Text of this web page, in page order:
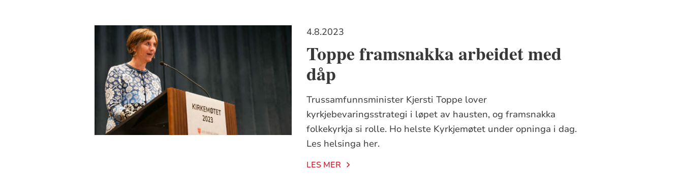
4.8.2023
Toppe framsnakka arbeidet med
dåp
Trussamfunnsminister Kjersti Toppe lover
kyrkjebevaringsstrategi i løpet av hausten, og framsnakka
folkekyrkja si rolle. Ho helste Kyrkjemøtet under opninga i dag.
Les helsinga her.
LES MER